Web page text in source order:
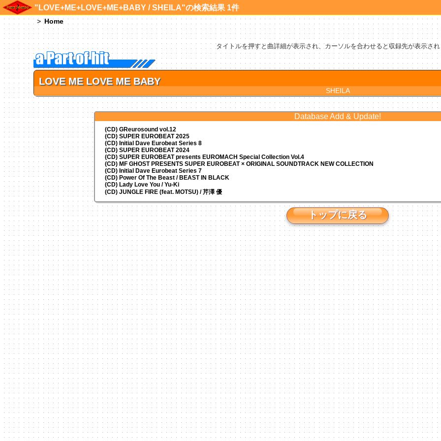
"LOVE+ME+LOVE+ME+BABY / SHEILA"の検索結果 1件
Home
タイトルを押すと曲詳細が表示され、カーソルを合わせると収録先が表示さ
LOVE ME LOVE ME BABY
SHEILA
Database Add & Update!
(CD) GReurosound vol.12
(CD) SUPER EUROBEAT 2025
(CD) Initial Dave Eurobeat Series 8
(CD) SUPER EUROBEAT 2024
(CD)SUPER EUROBEAT presentsEUROMACH Special Collection Vol.4
(CD) MF GHOST PRESENTS SUPER EUROBEAT × ORIGINAL SOUNDTRACK NEW COLLECTION
(CD) Initial Dave Eurobeat Series 7
(CD) Power Of The Beast / BEAST IN BLACK
(CD) Lady Love You / Yu-Ki
(CD) JUNGLE FIRE (feat. MOTSU) / 芹澤 優
トップに戻る